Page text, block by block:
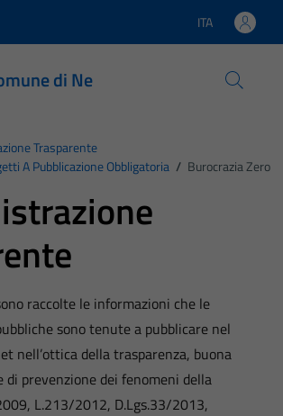
Lingua attiva:
ITA
di Ne
Trasparente
A Pubblicazione Obbligatoria / Burocrazia Zero
raccolte le informazioni che le
sono tenute a pubblicare nel
nell’ottica della trasparenza, buona
prevenzione dei fenomeni della
L.213/2012, D.Lgs.33/2013,